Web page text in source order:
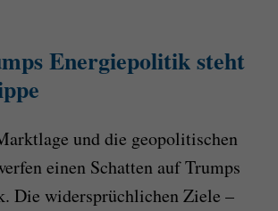
Energiepolitik steht
und die geopolitischen
einen Schatten auf Trumps
Die widersprüchlichen Ziele –